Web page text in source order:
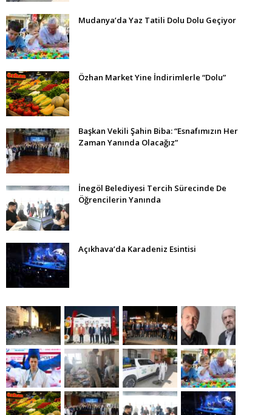
Mudanya’da Yaz Tatili Dolu Dolu Geçiyor
Özhan Market Yine İndirimlerle “Dolu”
Başkan Vekili Şahin Biba: “Esnafımızın Her
Zaman Yanında Olacağız”
İnegöl Belediyesi Tercih Sürecinde De
Öğrencilerin Yanında
Açıkhava’da Karadeniz Esintisi